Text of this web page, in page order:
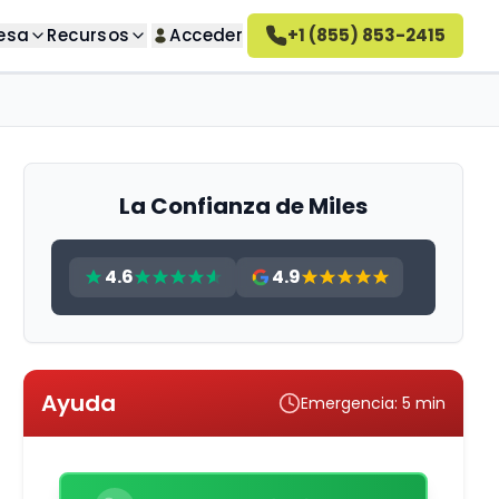
Cómo funciona Altahonos
Empleo
Reseñas de Altahonos
clientes
Recursos Acceder +1 (855) 853-2415
La Confianza de Miles
4.6 4.9
Ayuda Emergencia: 5 min